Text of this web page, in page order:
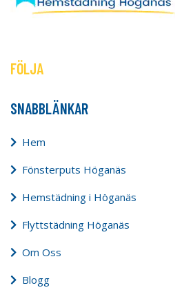
FÖLJA
SNABBLÄNKAR
Hem
Fönsterputs Höganäs
Hemstädning i Höganäs
Flyttstädning Höganäs
Om Oss
Blogg